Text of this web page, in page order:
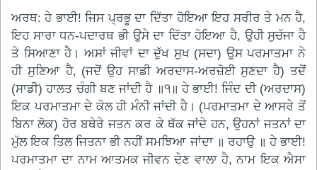
ਅਰਥ: ਹੇ ਭਾਈ! ਜਿਸ ਪ੍ਰਭੂ ਦਾ ਦਿੱਤਾ ਹੋਇਆ ਇਹ ਸਰੀਰ ਤੇ ਮਨ ਹੈ,
ਇਹ ਸਾਰਾ ਧਨ-ਪਦਾਰਥ ਭੀ ਉਸੇ ਦਾ ਦਿੱਤਾ ਹੋਇਆ ਹੈ, ਉਹੀ ਸੁਚੱਜਾ ਹੈ
ਤੇ ਸਿਆਣਾ ਹੈ। ਅਸਾਂ ਜੀਵਾਂ ਦਾ ਦੁੱਖ ਸੁਖ (ਸਦਾ) ਉਸ ਪਰਮਾਤਮਾ ਨੇ
ਹੀ ਸੁਣਿਆ ਹੈ, (ਜਦੋਂ ਉਹ ਸਾਡੀ ਅਰਦਾਸ-ਅਰਜ਼ੋਈ ਸੁਣਦਾ ਹੈ) ਤਦੋਂ
(ਸਾਡੀ) ਹਾਲਤ ਚੰਗੀ ਬਣ ਜਾਂਦੀ ਹੈ ॥੧॥ ਹੇ ਭਾਈ! ਜਿੰਦ ਦੀ (ਅਰਦਾਸ)
ਇਕ ਪਰਮਾਤਮਾ ਦੇ ਕੋਲ ਹੀ ਮੰਨੀ ਜਾਂਦੀ ਹੈ। (ਪਰਮਾਤਮਾ ਦੇ ਆਸਰੇ ਤੋਂ
ਬਿਨਾ ਲੋਕ) ਹੋਰ ਬਥੇਰੇ ਜਤਨ ਕਰ ਕੇ ਥੱਕ ਜਾਂਦੇ ਹਨ, ਉਹਨਾਂ ਜਤਨਾਂ ਦਾ
ਮੁੱਲ ਇਕ ਤਿਲ ਜਿਤਨਾ ਭੀ ਨਹੀਂ ਸਮਝਿਆ ਜਾਂਦਾ ॥ ਰਹਾਉ ॥ ਹੇ ਭਾਈ!
ਪਰਮਾਤਮਾ ਦਾ ਨਾਮ ਆਤਮਕ ਜੀਵਨ ਦੇਣ ਵਾਲਾ ਹੈ, ਨਾਮ ਇਕ ਐਸਾ